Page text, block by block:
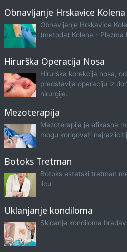
Obnavljanje Hrskavice Kolena
Obnavljanje Hrskavice
(metoda) Kolena -
Hirurška Operacija Nosa
Hirurška korekcija nosa,
predstavlja operaciju iz
hirurgije.
Mezoterapija
Mezoterapija je efikasna
mogu korigovati
Botoks Tretman
Botoks estetski tretman
licu
Uklanjanje kondiloma
Skidanje kondiloma